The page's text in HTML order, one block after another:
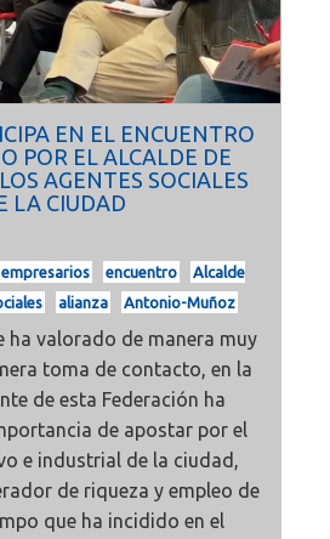
EN EL ENCUENTRO
POR EL ALCALDE DE
AGENTES SOCIALES
LA CIUDAD
empresarios encuentro
Alcalde
alianza Antonio-Muñoz
ha valorado de manera muy
toma de contacto, en la
de esta Federación ha
de apostar por el
e industrial de la ciudad,
de riqueza y empleo de
que ha incidido en el